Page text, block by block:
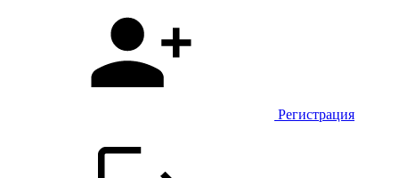
Регистрация